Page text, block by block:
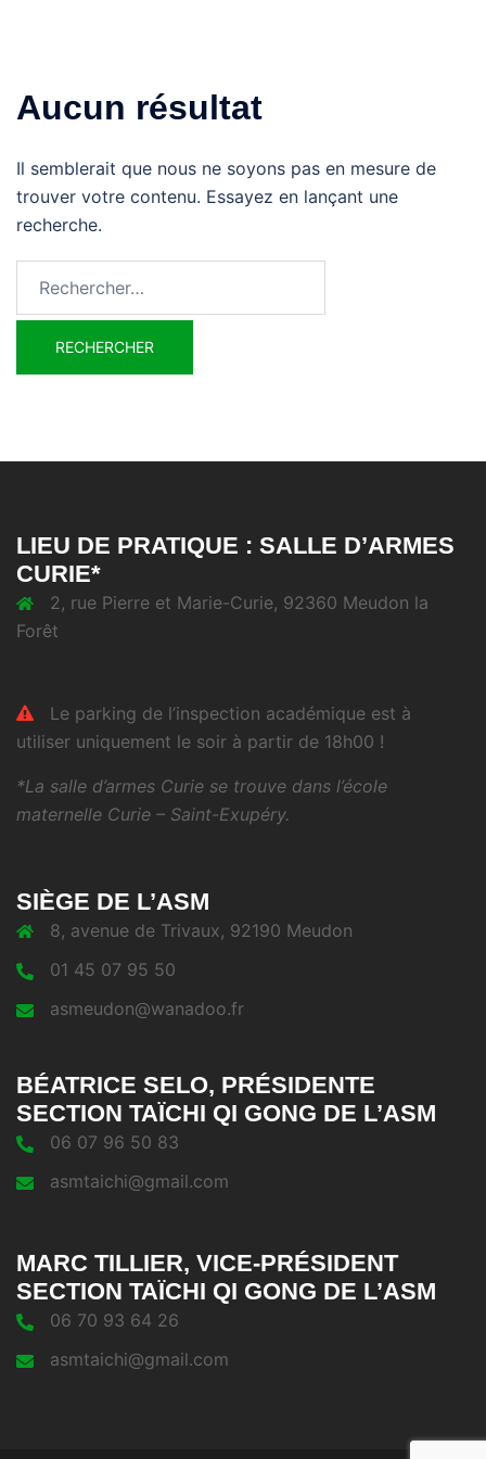
Aucun résultat
Il semblerait que nous ne soyons pas en mesure de
trouver votre contenu. Essayez en lançant une
recherche.
LIEU DE PRATIQUE : SALLE D’ARMES
CURIE*
2, rue Pierre et Marie-Curie, 92360 Meudon la
Forêt
Le parking de l’inspection académique est à
utiliser uniquement le soir à partir de 18h00 !
*La salle d’armes Curie se trouve dans l’école
maternelle Curie – Saint-Exupéry.
SIÈGE DE L’ASM
8, avenue de Trivaux, 92190 Meudon
01 45 07 95 50
asmeudon@wanadoo.fr
BÉATRICE SELO, PRÉSIDENTE
SECTION TAÏCHI QI GONG DE L’ASM
06 07 96 50 83
asmtaichi@gmail.com
MARC TILLIER, VICE-PRÉSIDENT
SECTION TAÏCHI QI GONG DE L’ASM
06 70 93 64 26
asmtaichi@gmail.com